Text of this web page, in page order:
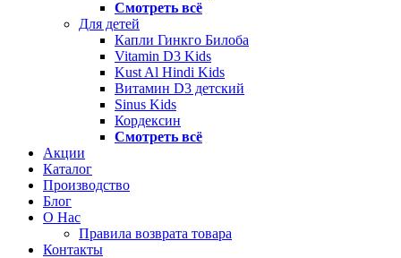
Смотреть всё
Для детей
Капли Гинкго Билоба
Vitamin D3 Kids
Kust Al Hindi Kids
Витамин D3 детский
Sinus Kids
Кордексин
Смотреть всё
Акции
Каталог
Производство
Блог
О Нас
Правила возврата товара
Контакты